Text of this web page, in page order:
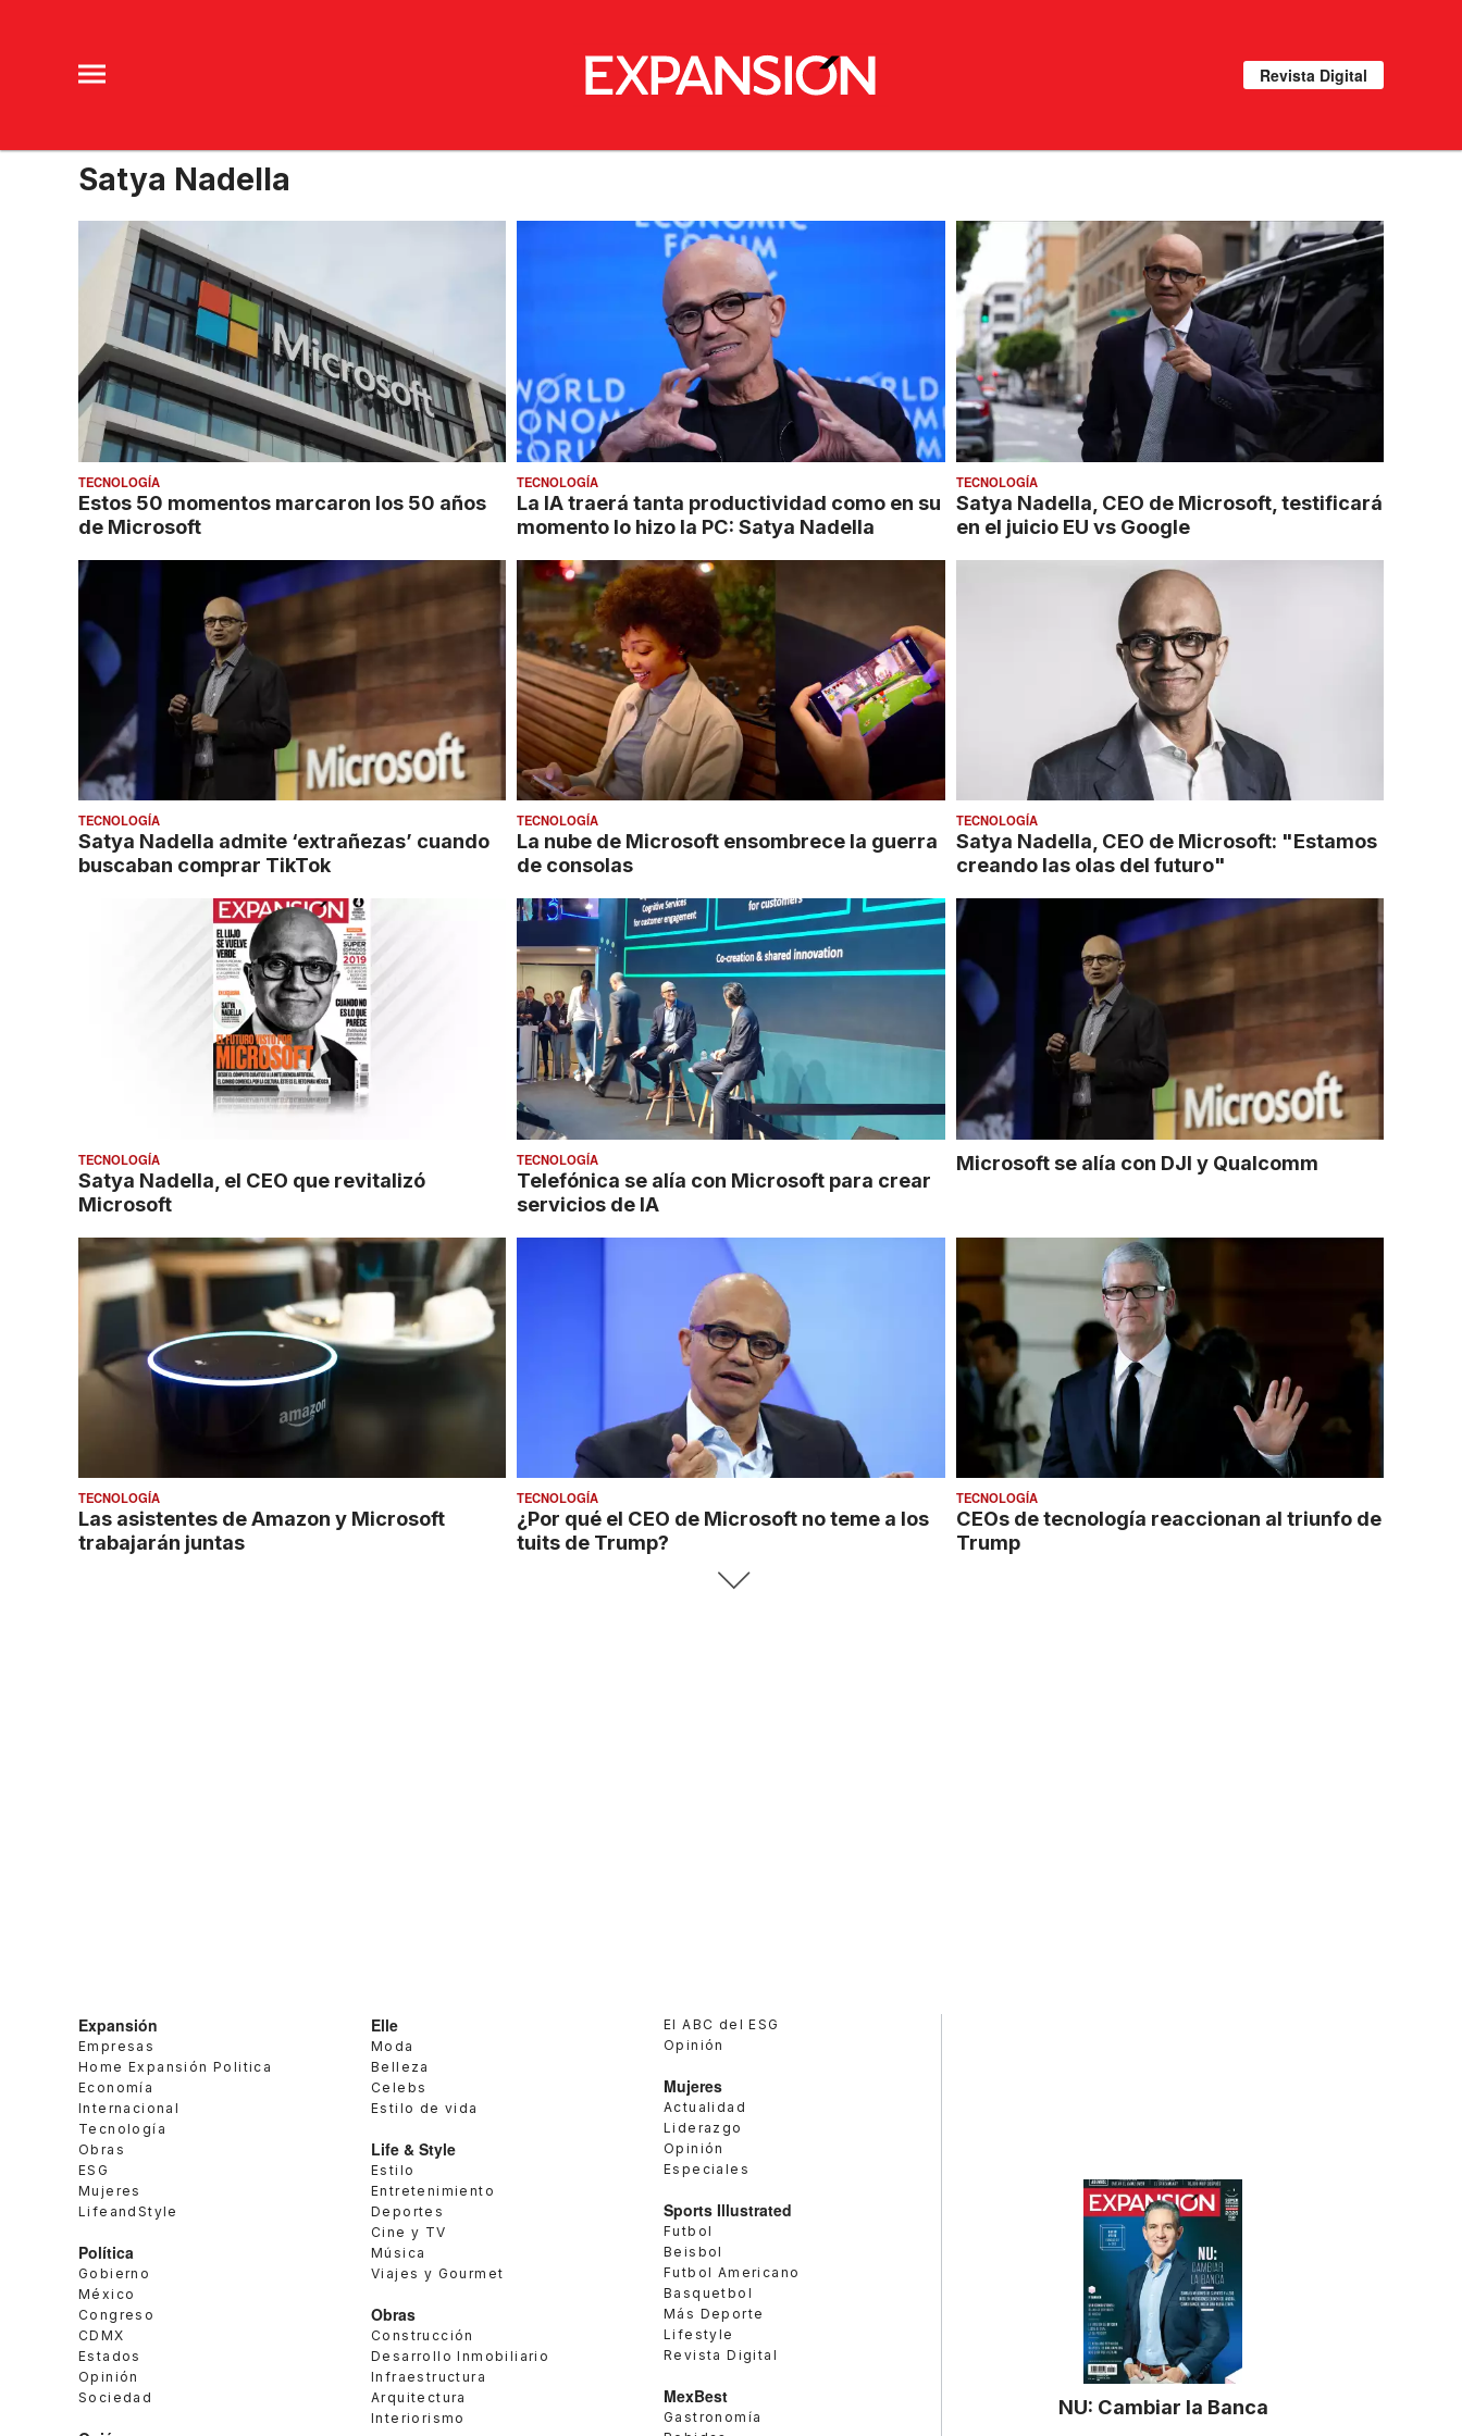
Revista Digital
Satya Nadella
TECNOLOGÍA
Estos 50 momentos marcaron los 50 años
de Microsoft
TECNOLOGÍA
La IA traerá tanta productividad como en su
momento lo hizo la PC: Satya Nadella
TECNOLOGÍA
Satya Nadella, CEO de Microsoft, testificará
en el juicio EU vs Google
TECNOLOGÍA
Satya Nadella admite ‘extrañezas’ cuando
buscaban comprar TikTok
TECNOLOGÍA
La nube de Microsoft ensombrece la guerra
de consolas
TECNOLOGÍA
Satya Nadella, CEO de Microsoft: "Estamos
creando las olas del futuro"
TECNOLOGÍA
Satya Nadella, el CEO que revitalizó
Microsoft
TECNOLOGÍA
Telefónica se alía con Microsoft para crear
servicios de IA
Microsoft se alía con DJI y Qualcomm
TECNOLOGÍA
Las asistentes de Amazon y Microsoft
trabajarán juntas
TECNOLOGÍA
¿Por qué el CEO de Microsoft no teme a los
tuits de Trump?
TECNOLOGÍA
CEOs de tecnología reaccionan al triunfo de
Trump
Expansión
Empresas
Home Expansión Politica
Economía
Internacional
Tecnología
Obras
ESG
Mujeres
LifeandStyle
Política
Gobierno
México
Congreso
CDMX
Estados
Opinión
Sociedad
Elle
Moda
Belleza
Celebs
Estilo de vida
Life & Style
Estilo
Entretenimiento
Deportes
Cine y TV
Música
Viajes y Gourmet
Obras
Construcción
Desarrollo Inmobiliario
Infraestructura
Arquitectura
Interiorismo
El ABC del ESG
Opinión
Mujeres
Actualidad
Liderazgo
Opinión
Especiales
Sports Illustrated
Futbol
Beisbol
Futbol Americano
Basquetbol
Más Deporte
Lifestyle
Revista Digital
MexBest
Gastronomía
NU: Cambiar la Banca